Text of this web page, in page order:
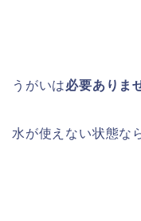
うがいは必要ありま
水が使えない状態な